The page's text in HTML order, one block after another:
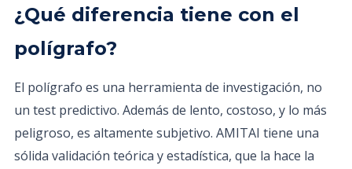
¿Qué diferencia tiene con el
polígrafo?
El polígrafo es una herramienta de investigación, no
un test predictivo. Además de lento, costoso, y lo más
peligroso, es altamente subjetivo. AMITAI tiene una
sólida validación teórica y estadística, que la hace la